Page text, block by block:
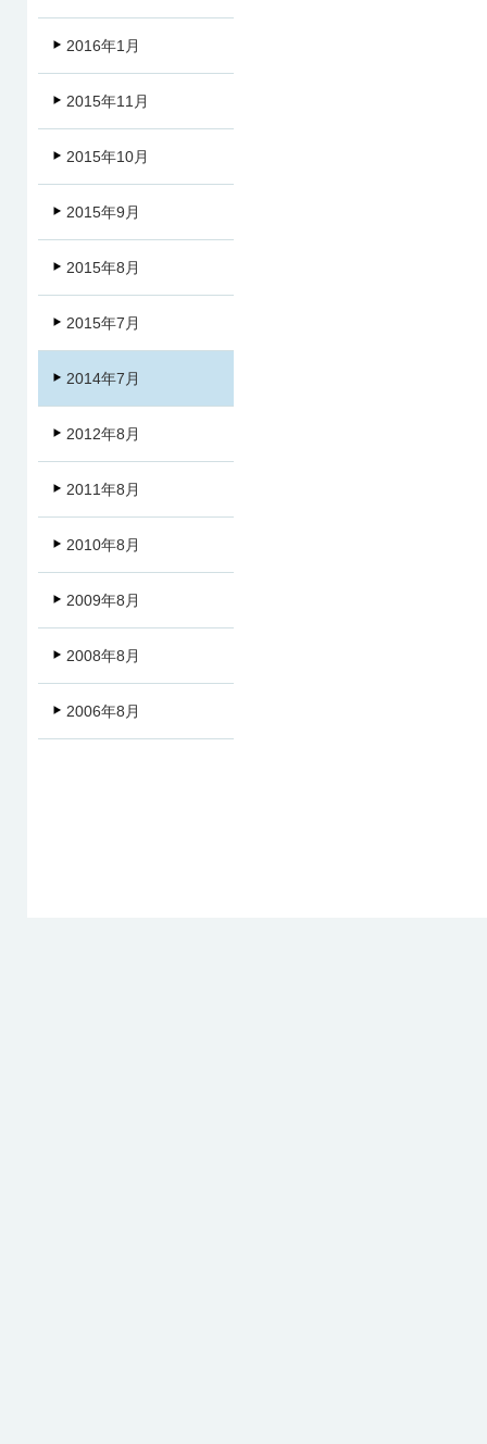
2016年1月
2015年11月
2015年10月
2015年9月
2015年8月
2015年7月
2014年7月
2012年8月
2011年8月
2010年8月
2009年8月
2008年8月
2006年8月